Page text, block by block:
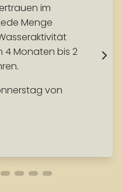
im
Menge
4 Monaten bis 2
von